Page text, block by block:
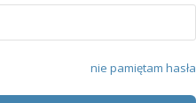
nie pamiętam hasła